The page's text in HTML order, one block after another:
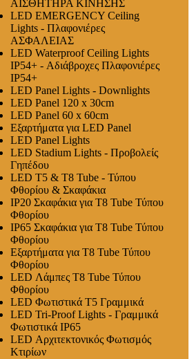
ΑΙΣΘΗΤΗΡΑ ΚΙΝΗΣΗΣ
LED EMERGENCY Ceiling
Lights - Πλαφονιέρες
ΑΣΦΑΛΕΙΑΣ
LED Waterproof Ceiling Lights
IP54+ - Αδιάβροχες Πλαφονιέρες
IP54+
LED Panel Lights - Downlights
LED Panel 120 x 30cm
LED Panel 60 x 60cm
Εξαρτήματα για LED Panel
LED Panel Lights
LED Stadium Lights - Προβολείς
Γηπέδου
LED T5 & T8 Tube - Τύπου
Φθορίου & Σκαφάκια
IP20 Σκαφάκια για Τ8 Tube Τύπου
Φθορίου
IP65 Σκαφάκια για Τ8 Tube Τύπου
Φθορίου
Εξαρτήματα για T8 Tube Τύπου
Φθορίου
LED Λάμπες Τ8 Tube Τύπου
Φθορίου
LED Φωτιστικά T5 Γραμμικά
LED Tri-Proof Lights - Γραμμικά
Φωτιστικά IP65
LED Αρχιτεκτονικός Φωτισμός
Κτιρίων